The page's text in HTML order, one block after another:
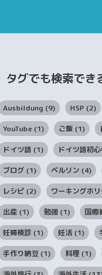
タグでも検索でき
Ausbildung (9) HSP (2)
YouTube (1) ご飯 (1)
ドイツ語 (1) ドイツ語初
ブログ (1) ベルリン (4)
レシピ (2) ワーキングホ
出産 (1) 勉強 (1) 国際
妊婦検診 (1) 妊活 (1)
手作り納豆 (1) 料理 (1)